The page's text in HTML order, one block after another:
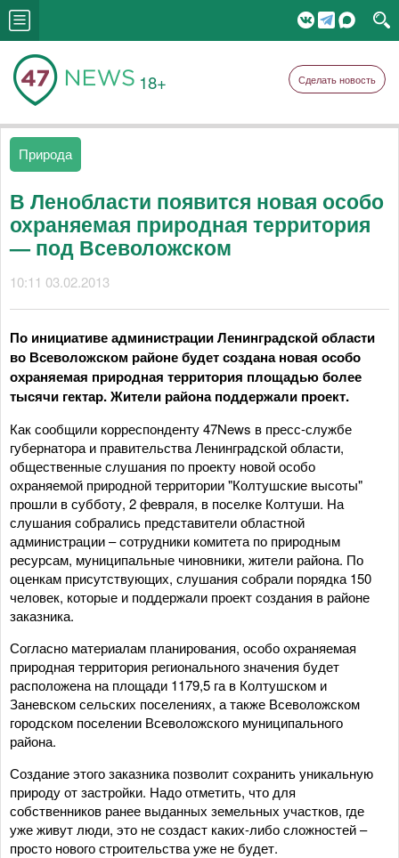
18+ Сделать новость
Природа
В Ленобласти появится новая особо
охраняемая природная территория
— под Всеволожском
10:11 03.02.2013
По инициативе администрации Ленинградской области
во Всеволожском районе будет создана новая особо
охраняемая природная территория площадью более
тысячи гектар. Жители района поддержали проект.
Как сообщили корреспонденту 47News в пресс-службе
губернатора и правительства Ленинградской области,
общественные слушания по проекту новой особо
охраняемой природной территории "Колтушские высоты"
прошли в субботу, 2 февраля, в поселке Колтуши. На
слушания собрались представители областной
администрации – сотрудники комитета по природным
ресурсам, муниципальные чиновники, жители района. По
оценкам присутствующих, слушания собрали порядка 150
человек, которые и поддержали проект создания в районе
заказника.
Согласно материалам планирования, особо охраняемая
природная территория регионального значения будет
расположена на площади 1179,5 га в Колтушском и
Заневском сельских поселениях, а также Всеволожском
городском поселении Всеволожского муниципального
района.
Создание этого заказника позволит сохранить уникальную
природу от застройки. Надо отметить, что для
собственников ранее выданных земельных участков, где
уже живут люди, это не создаст каких-либо сложностей –
просто нового строительства уже не будет.